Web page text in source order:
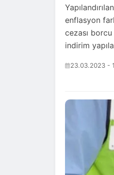
enflasyon
cezası
indirim
23.03.2023 -